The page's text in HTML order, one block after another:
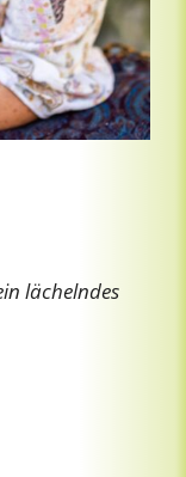
lächelndes